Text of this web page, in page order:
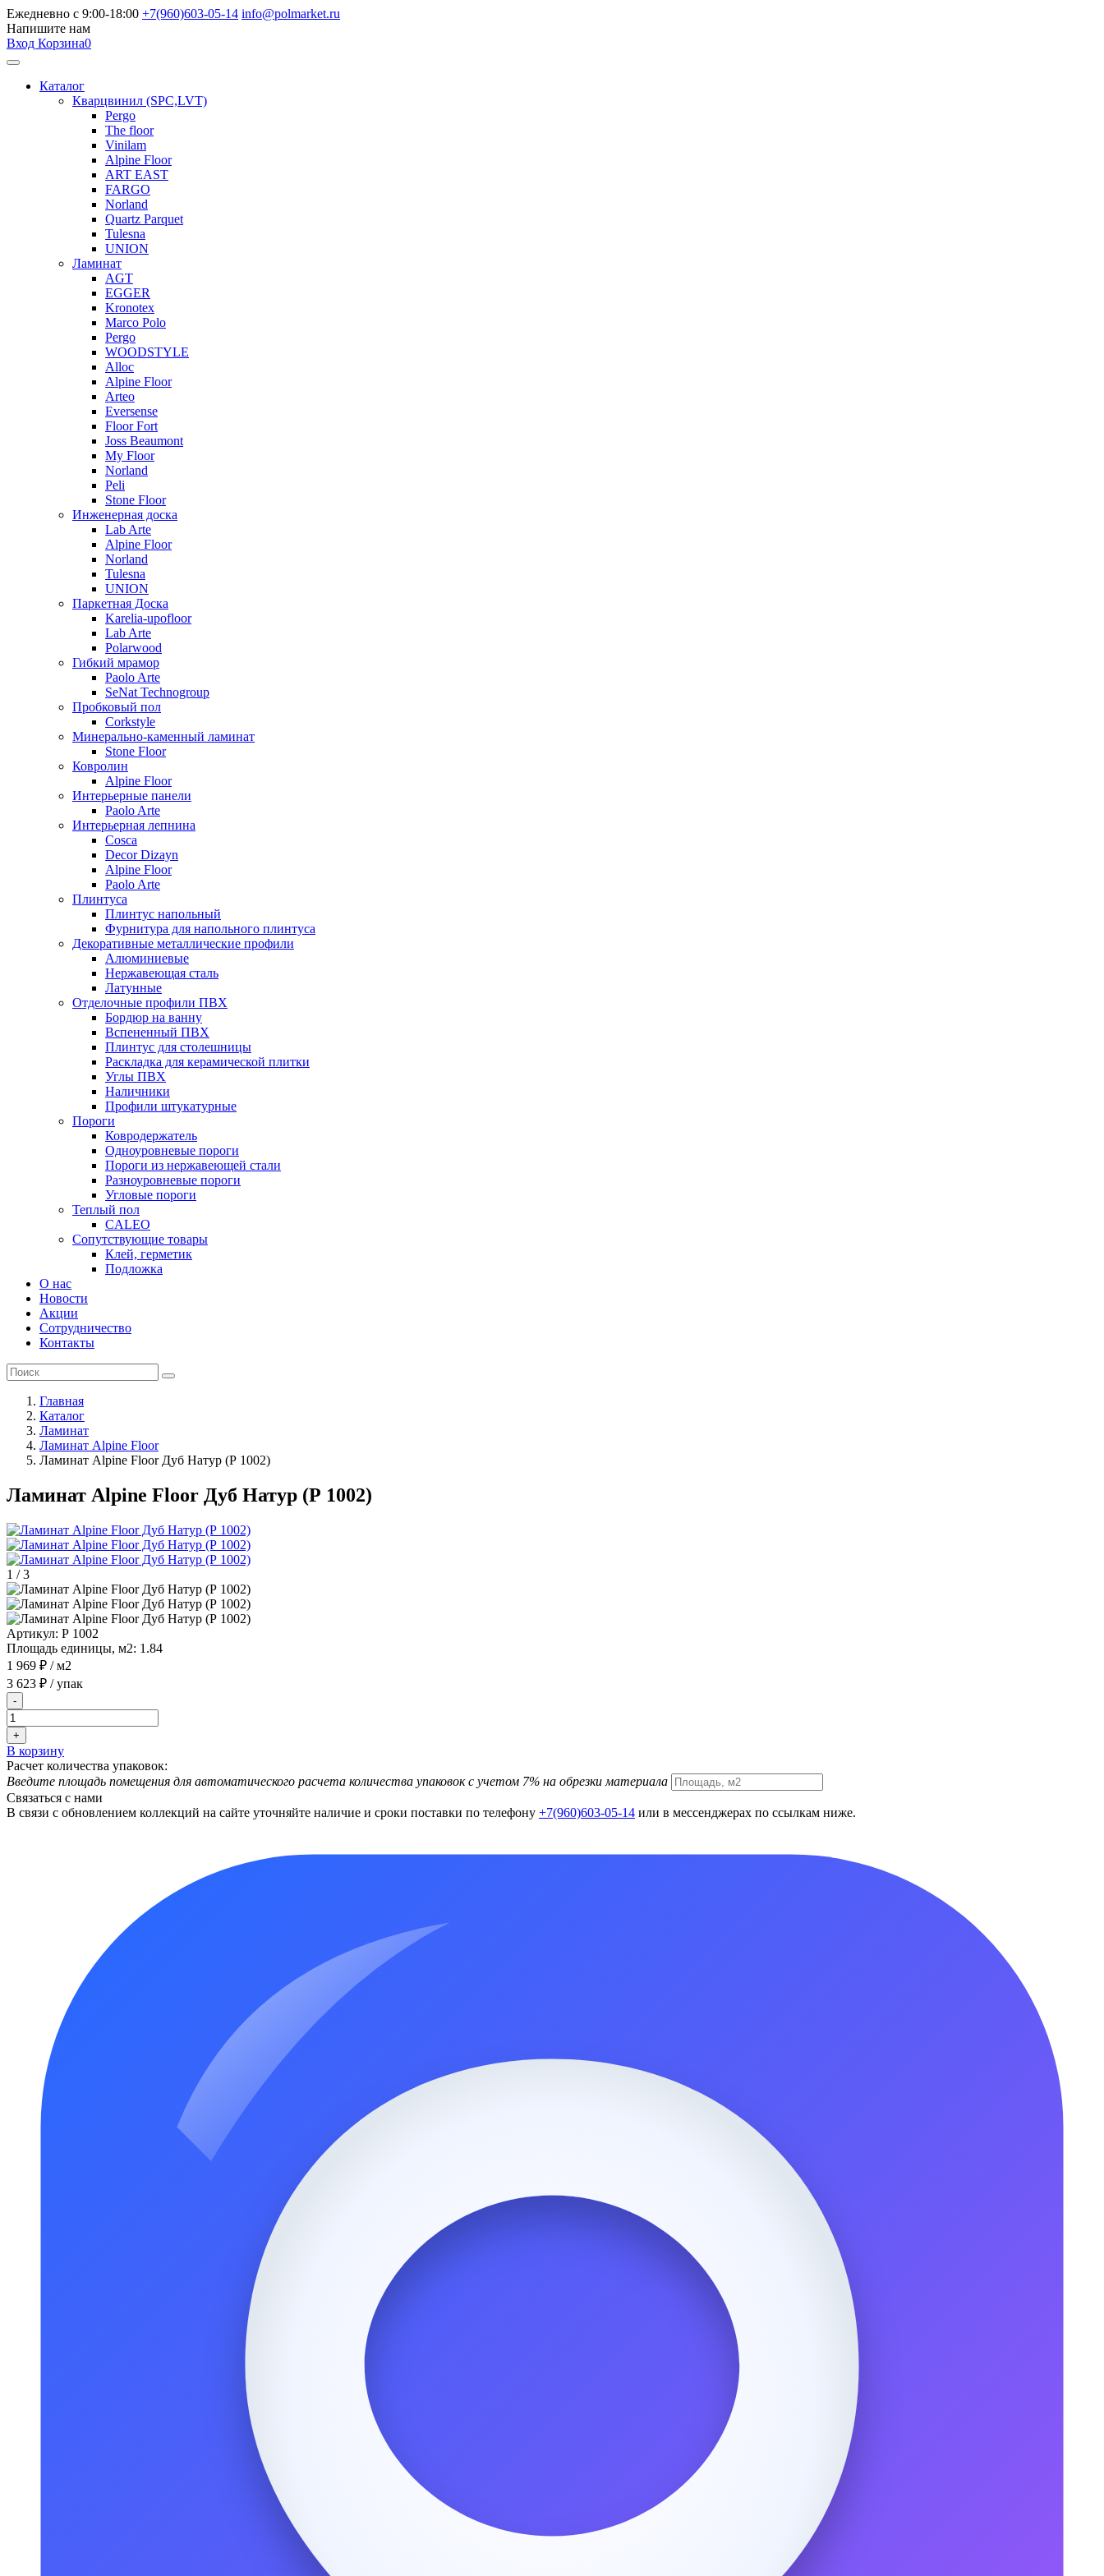
Ежедневно с 9:00-18:00 +7(960)603-05-14 info@polmarket.ru
Напишите нам
Вход Корзина0
Каталог
Кварцвинил (SPC,LVT)
Pergo
The floor
Vinilam
Alpine Floor
ART EAST
FARGO
Norland
Quartz Parquet
Tulesna
UNION
Ламинат
AGT
EGGER
Kronotex
Marco Polo
Pergo
WOODSTYLE
Alloc
Alpine Floor
Arteo
Eversense
Floor Fort
Joss Beaumont
My Floor
Norland
Peli
Stone Floor
Инженерная доска
Lab Arte
Alpine Floor
Norland
Tulesna
UNION
Паркетная Доска
Karelia-upofloor
Lab Arte
Polarwood
Гибкий мрамор
Paolo Arte
SeNat Technogroup
Пробковый пол
Corkstyle
Минерально-каменный ламинат
Stone Floor
Ковролин
Alpine Floor
Интерьерные панели
Paolo Arte
Интерьерная лепнина
Cosca
Decor Dizayn
Alpine Floor
Paolo Arte
Плинтуса
Плинтус напольный
Фурнитура для напольного плинтуса
Декоративные металлические профили
Алюминиевые
Нержавеющая сталь
Латунные
Отделочные профили ПВХ
Бордюр на ванну
Вспененный ПВХ
Плинтус для столешницы
Раскладка для керамической плитки
Углы ПВХ
Наличники
Профили штукатурные
Пороги
Ковродержатель
Одноуровневые пороги
Пороги из нержавеющей стали
Разноуровневые пороги
Угловые пороги
Теплый пол
CALEO
Сопутствующие товары
Клей, герметик
Подложка
О нас
Новости
Акции
Сотрудничество
Контакты
Главная
Каталог
Ламинат
Ламинат Alpine Floor
Ламинат Alpine Floor Дуб Натур (Р 1002)
Ламинат Alpine Floor Дуб Натур (Р 1002)
1 /3
Артикул: Р 1002
Площадь единицы, м2: 1.84
1 969 ₽ / м2
3 623 ₽ / упак
-
+
В корзину
Расчет количества упаковок:
Введите площадь помещения для автоматического расчета количества упаковок с учетом 7% на обрезки материала
Связаться с нами
В связи с обновлением коллекций на сайте уточняйте наличие и сроки поставки по телефону +7(960)603-05-14 или в мессенджерах по ссылкам ниже.